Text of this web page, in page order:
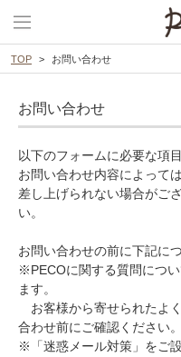
TOP お問い合わせ
お問い合わせ
以下のフォームに必要な項
お問い合わせ内容によって
差し上げられない場合がご
い。
お問い合わせの前に下記に
※PECOに関する質問につ
ます。
お客様から寄せられたよ
合わせ前にご確認ください。
※「迷惑メール対策」をご